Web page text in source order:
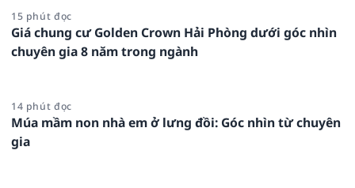
15 phút đọc
Giá chung cư Golden Crown Hải Phòng dưới góc nhìn
chuyên gia 8 năm trong ngành
14 phút đọc
Múa mầm non nhà em ở lưng đồi: Góc nhìn từ chuyên
gia